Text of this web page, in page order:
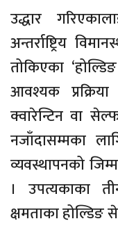
उद्धार
अन्तर्राष्ट्रिय
तोकिएका
आवश्यक
क्वारेन्टिन वा
नजाँदासम्मका
व्यवस्थापनको
। उपत्यकाका
क्षमताका होल्डिङ